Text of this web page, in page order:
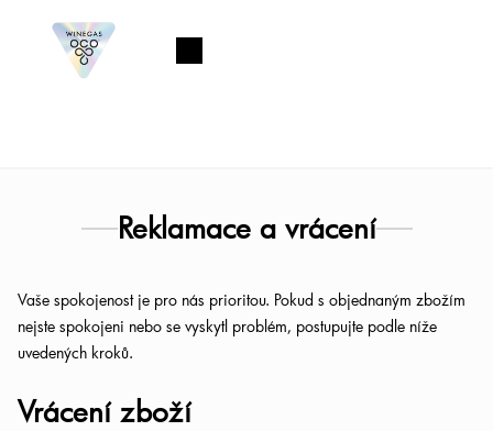
Nákupní
Reklamace a vrácení
Vaše spokojenost je pro nás prioritou. Pokud s objednaným zbožím
nejste spokojeni nebo se vyskytl problém, postupujte podle níže
uvedených kroků.
Vrácení zboží